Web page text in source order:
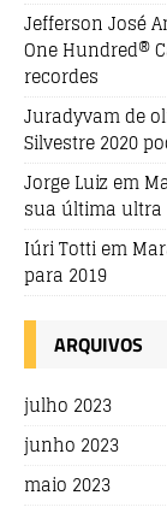
Jefferson José
One Hundred®
recordes
Juradyvam de
Silvestre 2020
Jorge Luiz em
sua última ultra
Iúri Totti em
para 2019
ARQUIVOS
julho 2023
junho 2023
maio 2023